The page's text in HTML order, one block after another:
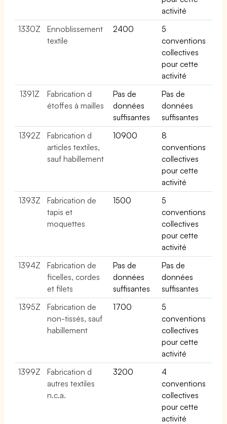
activité
1330Z
Ennoblissement
textile
2400
5
conventions
collectives
pour cette
activité
1391Z
Fabrication d
étoffes à mailles
Pas de
données
suffisantes
Pas de
données
suffisantes
1392Z
Fabrication d
articles textiles,
sauf habillement
10900
8
conventions
collectives
pour cette
activité
1393Z
Fabrication de
tapis et
moquettes
1500
5
conventions
collectives
pour cette
activité
1394Z
Fabrication de
ficelles, cordes
et filets
Pas de
données
suffisantes
Pas de
données
suffisantes
1395Z
Fabrication de
non-tissés, sauf
habillement
1700
5
conventions
collectives
pour cette
activité
1399Z
Fabrication d
autres textiles
n.c.a.
3200
4
conventions
collectives
pour cette
activité